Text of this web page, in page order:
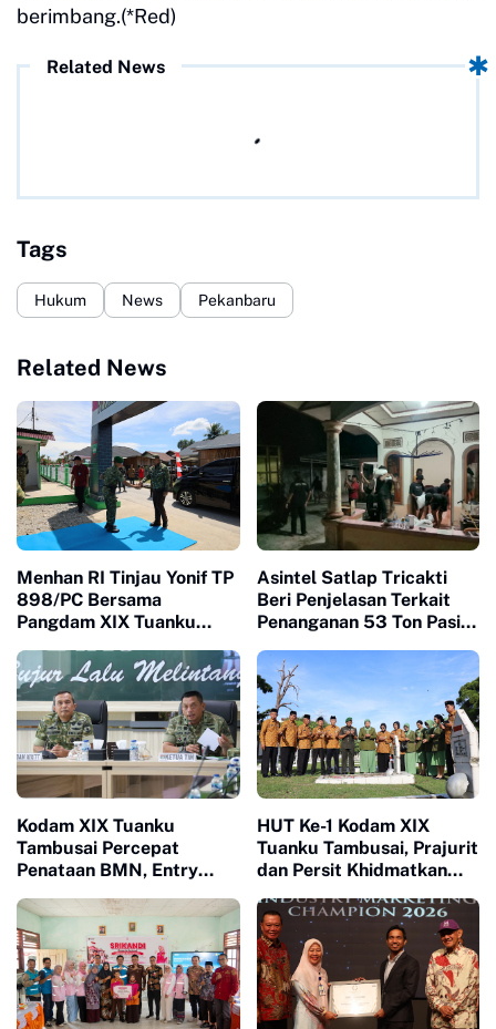
berimbang.(*Red)
Related News
Tags
Hukum News Pekanbaru
Related News
Menhan RI Tinjau Yonif TP
898/PC Bersama
Pangdam XIX Tuanku
Disiplin dan Loyalitas
Prajurit
Asintel Satlap Tricakti
Beri Penjelasan Terkait
Penanganan 53 Ton Pasir
Kodam XIX Tuanku
Tambusai Percepat
Penataan BMN, Entry
Fokus Validasi dan
Akuntabilitas Aset
HUT Ke-1 Kodam XIX
Tuanku Tambusai, Prajurit
dan Persit Khidmatkan
Kusuma Dharma